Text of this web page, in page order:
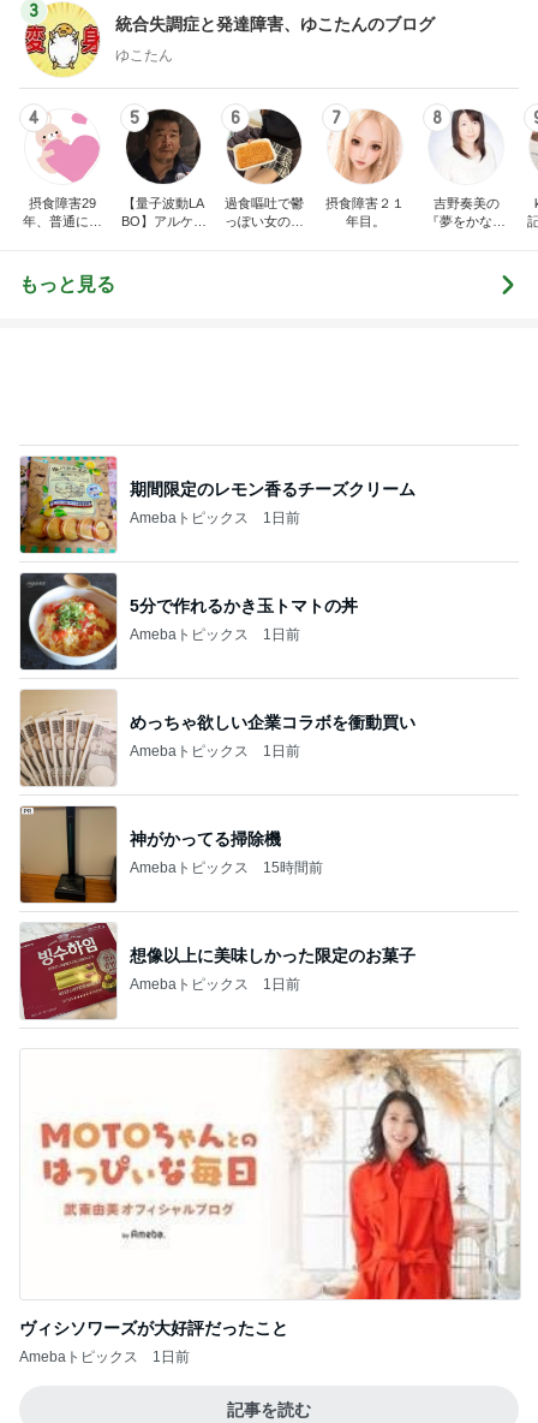
3
統合失調症と発達障害、ゆこたんのブログ
ゆこたん
4
摂食障害29
年、普通に食
5
【量子波動LA
BO】アルケミ
6
過食嘔吐で鬱
っぽい女の日
7
摂食障害２１
年目。
8
吉野奏美の
『夢をかなえ
もっと見る
5分で作れるかき玉トマトの丼
Amebaトピックス 1日前
めっちゃ欲しい企業コラボを衝動買い
Amebaトピックス 1日前
神がかってる掃除機
Amebaトピックス 15時間前
想像以上に美味しかった限定のお菓子
Amebaトピックス 1日前
ヴィシソワーズが大好評だったこと
Amebaトピックス 1日前